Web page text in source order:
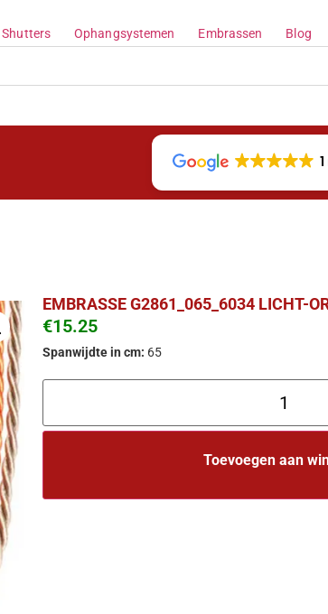
Shutters Ophangsystemen Embrassen Blog
EMBRASSE G2861_065_6034 LICHT-
€15.25
Spanwijdte in cm: 65
Toevoegen aan